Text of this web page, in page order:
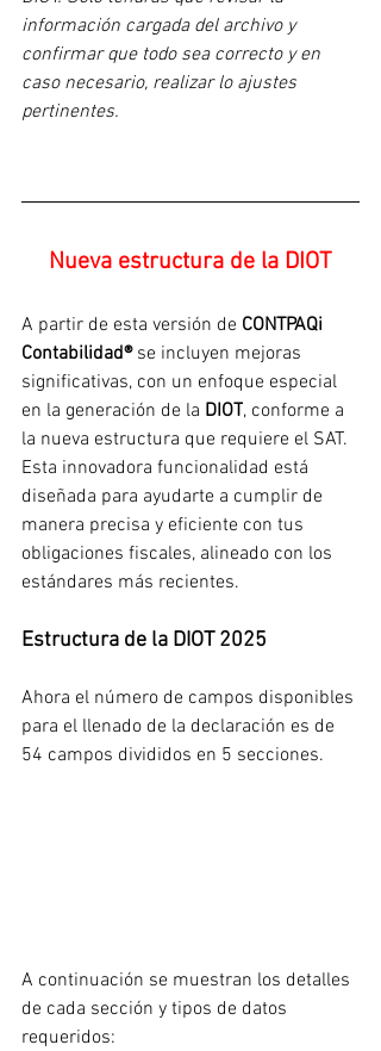
información cargada del archivo y
confirmar que todo sea correcto y en
caso necesario, realizar lo ajustes
pertinentes.
Nueva estructura de la DIOT
A partir de esta versión de CONTPAQi
Contabilidad® se incluyen mejoras
significativas, con un enfoque especial
en la generación de la DIOT, conforme a
la nueva estructura que requiere el SAT.
Esta innovadora funcionalidad está
diseñada para ayudarte a cumplir de
manera precisa y eficiente con tus
obligaciones fiscales, alineado con los
estándares más recientes.
Estructura de la DIOT 2025
Ahora el número de campos disponibles
para el llenado de la declaración es de
54 campos divididos en 5 secciones.
A continuación se muestran los detalles
de cada sección y tipos de datos
requeridos: